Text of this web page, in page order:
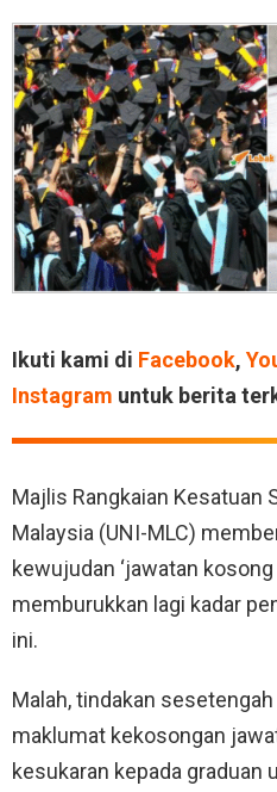
Ikuti kami di Facebook,
Instagram untuk berita
Majlis Rangkaian Kesatuan
Malaysia (UNI-MLC)
kewujudan ‘jawatan
memburukkan lagi kadar
ini.
Malah, tindakan
maklumat kekosongan
kesukaran kepada graduan